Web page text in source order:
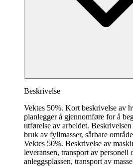
Beskrivelse
Vektes 50%. Kort beskrivelse av
planlegger å gjennomføre for å
utførelse av arbeidet.
bruk av fyllmasser, sårbare
Vektes 50%. Beskrivelse av
leveransen, transport av personell
anleggsplassen, transport av